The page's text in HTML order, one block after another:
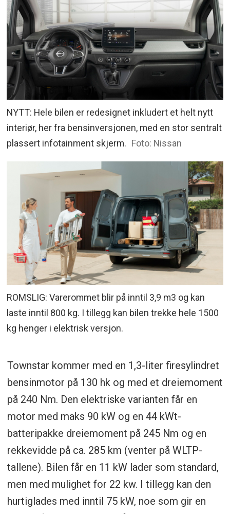
NYTT: Hele bilen er redesignet inkludert et helt nytt
interiør, her fra bensinversjonen, med en stor sentralt
plassert infotainment skjerm. Foto: Nissan
ROMSLIG: Varerommet blir på inntil 3,9 m3 og kan
laste inntil 800 kg. I tillegg kan bilen trekke hele 1500
kg henger i elektrisk versjon.
Townstar kommer med en 1,3-liter firesylindret
bensinmotor på 130 hk og med et dreiemoment
på 240 Nm. Den elektriske varianten får en
motor med maks 90 kW og en 44 kWt-
batteripakke dreiemoment på 245 Nm og en
rekkevidde på ca. 285 km (venter på WLTP-
tallene). Bilen får en 11 kW lader som standard,
men med mulighet for 22 kw. I tillegg kan den
hurtiglades med inntil 75 kW, noe som gir en